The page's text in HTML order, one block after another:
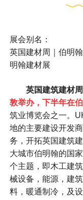
展会别名：
英国建材周｜伯明
明翰建材展
英国建筑建材周
敦举办，下半年在
筑业博览会之一。
地的主要建设开发
务，开拓英国建筑
大城市伯明翰的国
个主题，即木工建
械设备，能源，建
料，暖通制冷，及